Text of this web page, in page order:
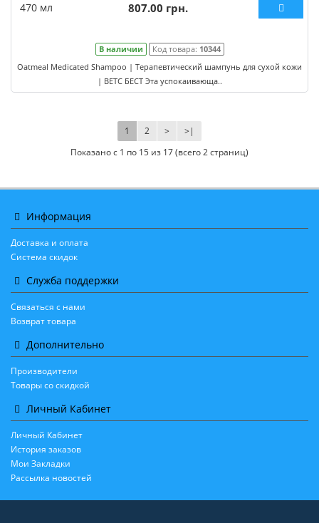
470 мл
807.00 грн.
В наличии Код товара: 10344
Oatmeal Medicated Shampoo | Терапевтический шампунь для сухой кожи
| ВЕТС БЕСТ Эта успокаивающа..
1 2 > >|
Показано с 1 по 15 из 17 (всего 2 страниц)
Информация
Доставка и оплата
Система скидок
Служба поддержки
Связаться с нами
Возврат товара
Дополнительно
Производители
Товары со скидкой
Личный Кабинет
Личный Кабинет
История заказов
Мои Закладки
Рассылка новостей